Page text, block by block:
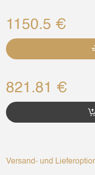
1150.5 €
821.81 €
Versand- und